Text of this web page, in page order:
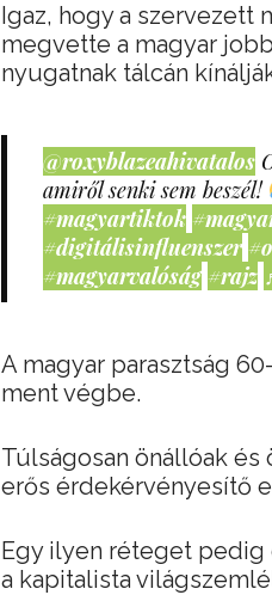
Igaz, hogy a szervezett
megvette a magyar
nyugatnak tálcán
@roxyblazeahivatalos
amiről senki sem beszél!
#magyartiktok
#digitálisinfluenszer
#magyarvalóság #rajz
A magyar parasztság
ment végbe.
Túlságosan önállóak
erős érdekérvényesítő
Egy ilyen réteget pedig
a kapitalista